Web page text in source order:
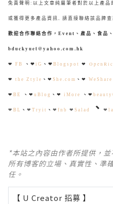
免責聲明:以上文章純屬筆者對於以上產
或獲得更多產品資訊, 請直接聯絡該品牌查
歡迎合作聯絡合作，Event、產品、食品
bduckyuet@yahoo.com.hk
❤ FB 、 ❤ iG 、 ❤ Blogspot ❤
❤ the Ztyle 、 ❤ She.com 、 ❤ WeShare
❤ BE 、 ❤ uBlog 、 ❤ iMore 、 ❤
❤ BL 、 ❤ Tryit 、 ❤ fnb ❤ Salad 、 ❤
*本站之內容由作者所提供，
所有博客的立場、真實性、準
任。
【 U Creator 招募 】